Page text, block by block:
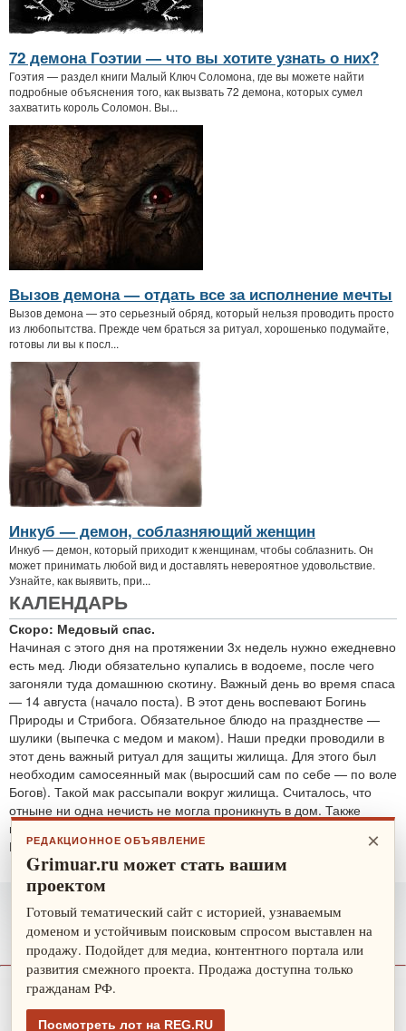
72 демона Гоэтии — что вы хотите узнать о них?
Гоэтия — раздел книги Малый Ключ Соломона, где вы можете найти
подробные объяснения того, как вызвать 72 демона, которых сумел
захватить король Соломон. Вы...
Вызов демона — отдать все за исполнение мечты
Вызов демона — это серьезный обряд, который нельзя проводить просто
из любопытства. Прежде чем браться за ритуал, хорошенько подумайте,
готовы ли вы к посл...
Инкуб — демон, соблазняющий женщин
Инкуб — демон, который приходит к женщинам, чтобы соблазнить. Он
может принимать любой вид и доставлять невероятное удовольствие.
Узнайте, как выявить, при...
КАЛЕНДАРЬ
Скоро: Медовый спас.
Начиная с этого дня на протяжении 3х недель нужно ежедневно
есть мед. Люди обязательно купались в водоеме, после чего
загоняли туда домашнюю скотину. Важный день во время спаса
— 14 августа (начало поста). В этот день воспевают Богинь
Природы и Стрибога. Обязательное блюдо на празднестве —
шулики (выпечка с медом и маком). Наши предки проводили в
этот день важный ритуал для защиты жилища. Для этого был
необходим самосеянный мак (выросший сам по себе — по воле
Богов). Такой мак рассыпали вокруг жилища. Считалось, что
отныне ни одна нечисть не могла проникнуть в дом. Также
проводятся обряды для защиты от злобных духов.
По теме:защитные ритуалы
О нас Рекламодателю
×
РЕДАКЦИОННОЕ ОБЪЯВЛЕНИЕ
Grimuar.ru может стать вашим
проектом
Готовый тематический сайт с историей, узнаваемым
доменом и устойчивым поисковым спросом выставлен на
продажу. Подойдет для медиа, контентного портала или
развития смежного проекта. Продажа доступна только
гражданам РФ.
Посмотреть лот на REG.RU